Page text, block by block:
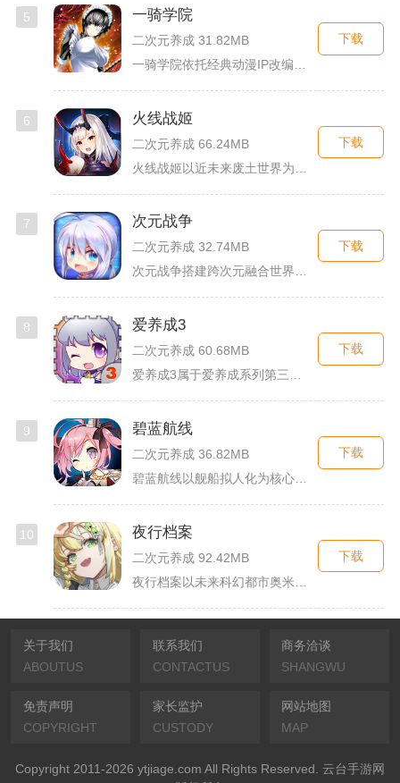
5 一骑学院
二次元养成 31.82MB
下载
6 火线战姬
二次元养成 66.24MB
下载
7 次元战争
二次元养成 32.74MB
次元战争搭建跨次元融合世界观，玩家作为次元调停者穿梭破碎平行...
下载
8 爱养成3
二次元养成 60.68MB
下载
9 碧蓝航线
二次元养成 36.82MB
下载
10 夜行档案
二次元养成 92.42MB
下载
关于我们
ABOUTUS
联系我们
CONTACTUS
商务洽谈
SHANGWU
免责声明
COPYRIGHT
家长监护
CUSTODY
网站地图
MAP
Copyright 2011-2026 ytjiage.com All Rights Reserved. 云台手游网